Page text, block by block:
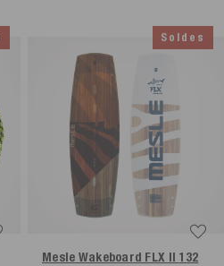
Soldes
Mesle Wakeboard FLX II 132